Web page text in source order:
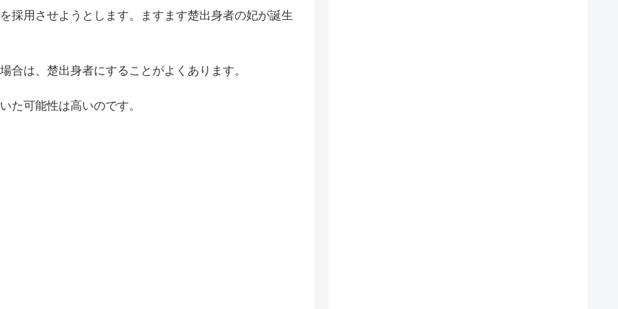
採用させようとします。ますます楚出身者の妃が誕生
合は、楚出身者にすることがよくあります。
た可能性は高いのです。